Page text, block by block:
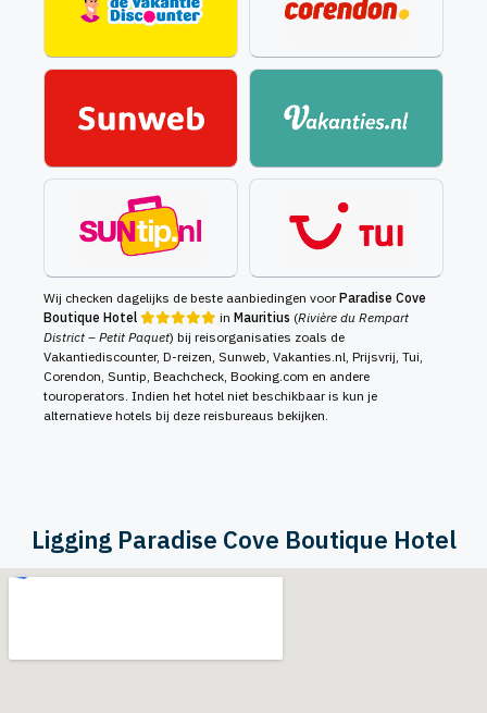
Wij checken dagelijks de beste aanbiedingen voorParadise Cove
Boutique Hotel
in Mauritius (Rivière du Rempart
District – Petit Paquet) bij reisorganisaties zoals de
Vakantiediscounter, D-reizen, Sunweb, Vakanties.nl, Prijsvrij, Tui,
Corendon, Suntip, Beachcheck, Booking.com en andere
touroperators. Indien het hotel niet beschikbaar is kun je
alternatieve hotels bij deze reisbureaus bekijken.
Ligging Paradise Cove Boutique Hotel